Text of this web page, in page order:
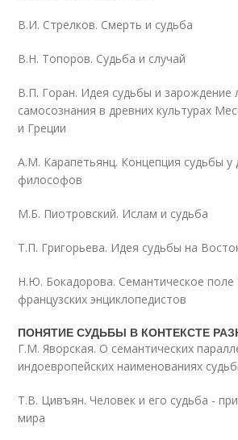
В.И. Стрелков. Смерть и судьба
В.Н. Топоров. Судьба и случай
В.П. Горан. Идея судьбы и зарождение
самосознания в древних культурах
и Греции
A.M. Карапетьянц. Концепция судьбы у
философов
М.Б. Пиотровский. Ислам и судьба
Т.П. Григорьева. Идея судьбы на
Н.Ю. Бокадорова. Семантическое поле
французских энциклопедистов
ПОНЯТИЕ СУДЬБЫ В КОНТЕКСТЕ
Г.М. Яворская. О семантических
индоевропейских наименованиях
Т.В. Цивъян. Человек и его судьба -
мира